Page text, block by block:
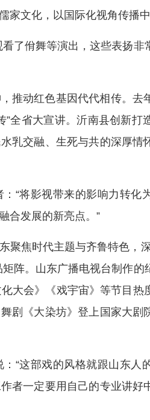
文化，以国际化视角传播中
了佾舞等演出，这些表扬非
推动红色基因代代相传。去
全省大宣讲。沂南县创新打
乳交融、生死与共的深厚情
“将影视带来的影响力转化
合发展的新亮点。”
聚焦时代主题与齐鲁特色，
阵。山东广播电视台制作的
大会》《戏宇宙》等节目热
剧《大染坊》登上国家大剧
“这部戏的风格就跟山东人
者一定要用自己的专业讲好